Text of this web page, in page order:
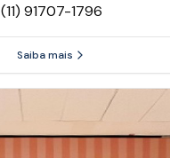
(11) 91707-1796
Saiba mais